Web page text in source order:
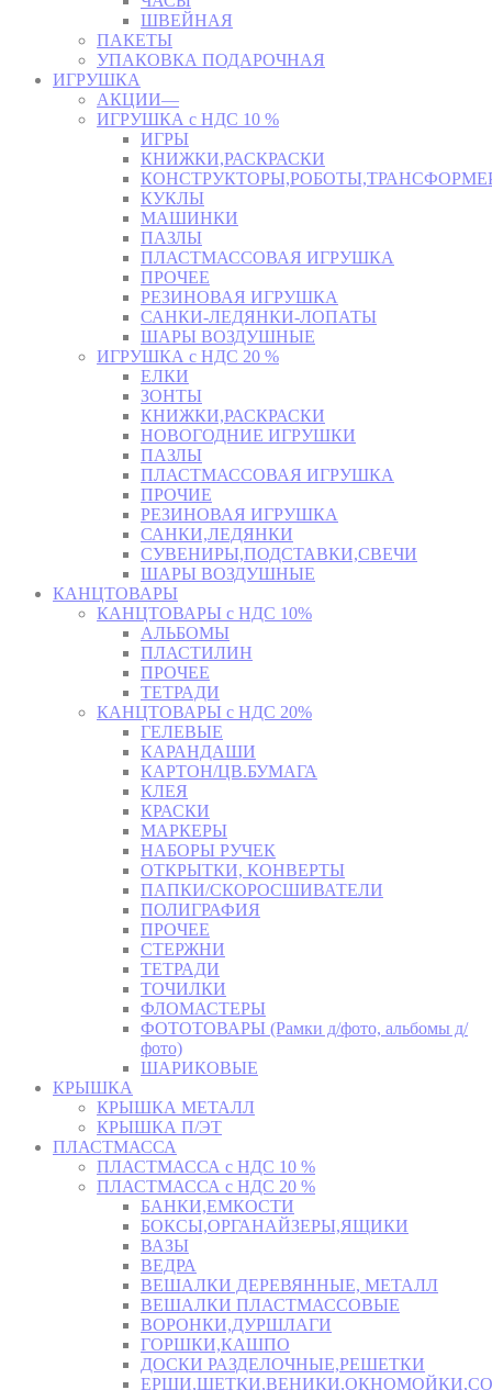
ШВЕЙНАЯ
ПАКЕТЫ
УПАКОВКА ПОДАРОЧНАЯ
ИГРУШКА
АКЦИИ—
ИГРУШКА с НДС 10 %
ИГРЫ
КНИЖКИ,РАСКРАСКИ
КУКЛЫ
МАШИНКИ
ПАЗЛЫ
ПЛАСТМАССОВАЯ ИГРУШКА
ПРОЧЕЕ
РЕЗИНОВАЯ ИГРУШКА
САНКИ-ЛЕДЯНКИ-ЛОПАТЫ
ШАРЫ ВОЗДУШНЫЕ
ИГРУШКА с НДС 20 %
ЕЛКИ
ЗОНТЫ
КНИЖКИ,РАСКРАСКИ
НОВОГОДНИЕ ИГРУШКИ
ПАЗЛЫ
ПЛАСТМАССОВАЯ ИГРУШКА
ПРОЧИЕ
РЕЗИНОВАЯ ИГРУШКА
САНКИ,ЛЕДЯНКИ
СУВЕНИРЫ,ПОДСТАВКИ,СВЕЧИ
ШАРЫ ВОЗДУШНЫЕ
КАНЦТОВАРЫ
КАНЦТОВАРЫ с НДС 10%
АЛЬБОМЫ
ПЛАСТИЛИН
ПРОЧЕЕ
ТЕТРАДИ
КАНЦТОВАРЫ с НДС 20%
ГЕЛЕВЫЕ
КАРАНДАШИ
КАРТОН/ЦВ.БУМАГА
КЛЕЯ
КРАСКИ
МАРКЕРЫ
НАБОРЫ РУЧЕК
ОТКРЫТКИ, КОНВЕРТЫ
ПАПКИ/СКОРОСШИВАТЕЛИ
ПОЛИГРАФИЯ
ПРОЧЕЕ
СТЕРЖНИ
ТЕТРАДИ
ТОЧИЛКИ
ФЛОМАСТЕРЫ
ФОТОТОВАРЫ (Рамки д/фото, альбомы д/
фото)
ШАРИКОВЫЕ
КРЫШКА
КРЫШКА МЕТАЛЛ
КРЫШКА П/ЭТ
ПЛАСТМАССА
ПЛАСТМАССА с НДС 10 %
ПЛАСТМАССА с НДС 20 %
БАНКИ,ЕМКОСТИ
БОКСЫ,ОРГАНАЙЗЕРЫ,ЯЩИКИ
ВАЗЫ
ВЕДРА
ВЕШАЛКИ ДЕРЕВЯННЫЕ, МЕТАЛЛ
ВЕШАЛКИ ПЛАСТМАССОВЫЕ
ВОРОНКИ,ДУРШЛАГИ
ГОРШКИ,КАШПО
ДОСКИ РАЗДЕЛОЧНЫЕ,РЕШЕТКИ